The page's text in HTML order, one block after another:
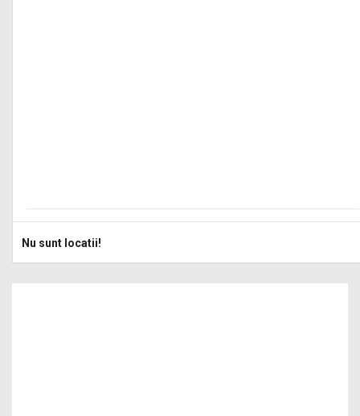
Nu sunt locatii!